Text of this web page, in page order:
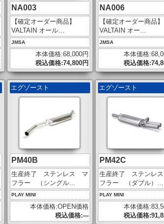
NA003
【確定オーダー商品】
VALTAIN オール…
JMSA
本体価格:68,000円
税込価格:74,800円
NA006
【確定オーダー商品】
VALTAIN オー…
JMSA
本体価格
税込価格
エグゾースト
PM40B
生産終了 ステンレス マ
フラー （シングル…
PLAY MINI
本体価格:OPEN価格
税込価格:---
エグゾースト
PM42C
生産終了 ステンレ
フラー （ダブル）…
PLAY MINI
本体価格
税込価格